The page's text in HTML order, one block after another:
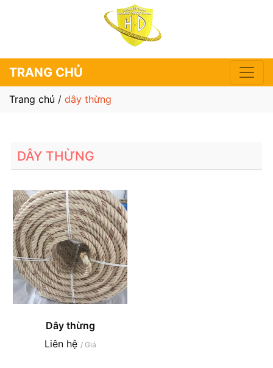
TRANG CHỦ
Trang chủ / dây thừng
DÂY THỪNG
Dây thừng
Liên hệ / Giá